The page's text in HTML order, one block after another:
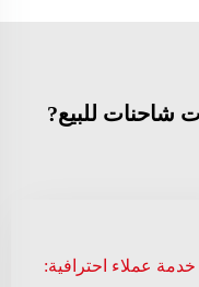
خدمة عملاء احترافية: